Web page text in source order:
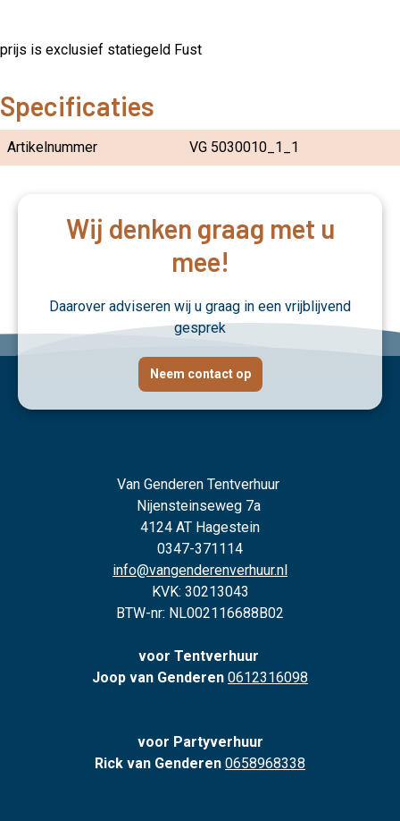
prijs is exclusief statiegeld Fust
Specificaties
Artikelnummer VG 5030010_1_1
Wij denken graag met u
mee!
Daarover adviseren wij u graag in een vrijblijvend
gesprek
Neem contact op
Van Genderen Tentverhuur
Nijensteinseweg 7a
4124 AT Hagestein
0347-371114
info@vangenderenverhuur.nl
KVK: 30213043
BTW-nr: NL002116688B02
voor Tentverhuur
Joop van Genderen 0612316098
voor Partyverhuur
Rick van Genderen 0658968338